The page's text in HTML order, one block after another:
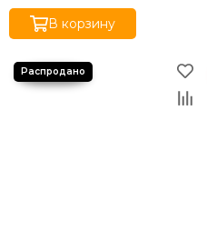
В корзину